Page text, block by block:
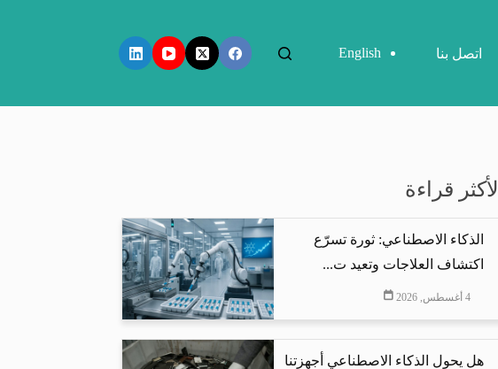
اتصل بنا English
الأكثر قراءة
الذكاء الاصطناعي: ثورة تسرّع
اكتشاف العلاجات وتعيد ت...
4 أغسطس, 2026
هل يحول الذكاء الاصطناعي أجهزتنا